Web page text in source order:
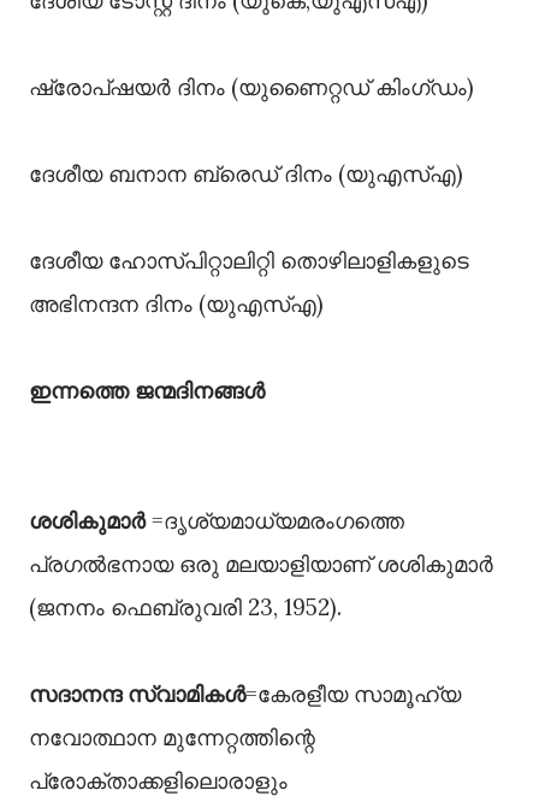
ഷ്രോപ്ഷയർ ദിനം (യുണൈറ്റഡ് കിംഗ്ഡം)
ദേശീയ ബനാന ബ്രെഡ് ദിനം (യുഎസ്എ)
ദേശീയ ഹോസ്പിറ്റാലിറ്റി തൊഴിലാളികളുടെ
അഭിനന്ദന ദിനം (യുഎസ്എ)
ഇന്നത്തെ ജന്മദിനങ്ങൾ
ശശികുമാർ=ദൃശ്യമാധ്യമരംഗത്തെ
പ്രഗൽഭനായ ഒരു മലയാളിയാണ്‌ ശശികുമാർ
(ജനനം ഫെബ്രുവരി 23, 1952).
സദാനന്ദ സ്വാമികൾ=കേരളീയ സാമൂഹ്യ
നവോത്ഥാന മുന്നേറ്റത്തിന്റെ
പ്രോക്താക്കളിലൊരാളും